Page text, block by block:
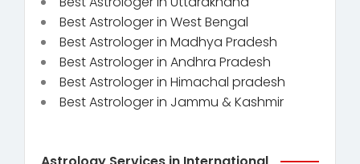
Best Astrologer in West Bengal
Best Astrologer in Madhya Pradesh
Best Astrologer in Andhra Pradesh
Best Astrologer in Himachal pradesh
Best Astrologer in Jammu & Kashmir